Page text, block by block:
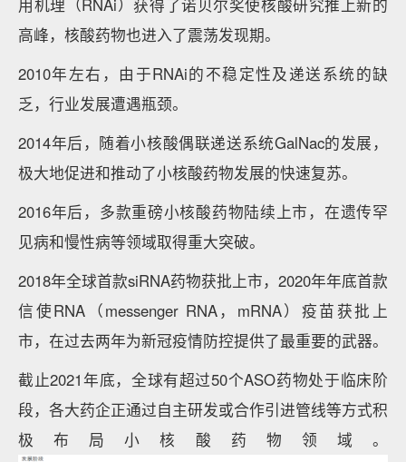
高峰，核酸药物也进入了震荡发现期。
2010年左右，由于RNAi的不稳定性及递送系统的缺
乏，行业发展遭遇瓶颈。
2014年后，随着小核酸偶联递送系统GalNac的发展，
极大地促进和推动了小核酸药物发展的快速复苏。
2016年后，多款重磅小核酸药物陆续上市，在遗传罕
见病和慢性病等领域取得重大突破。
2018年全球首款siRNA药物获批上市，2020年年底首款
信使RNA（messenger RNA，mRNA）疫苗获批上
市，在过去两年为新冠疫情防控提供了最重要的武器。
截止2021年底，全球有超过50个ASO药物处于临床阶
段，各大药企正通过自主研发或合作引进管线等方式积
极布局小核酸药物领域。